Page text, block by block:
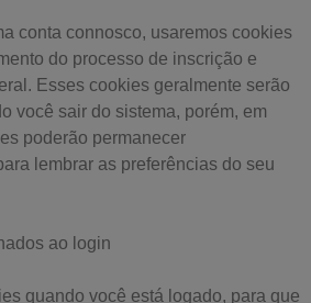
conta connosco, usaremos cookies
do processo de inscrição e
Esses cookies geralmente serão
você sair do sistema, porém, em
poderão permanecer
lembrar as preferências do seu
ao login
quando você está logado, para que